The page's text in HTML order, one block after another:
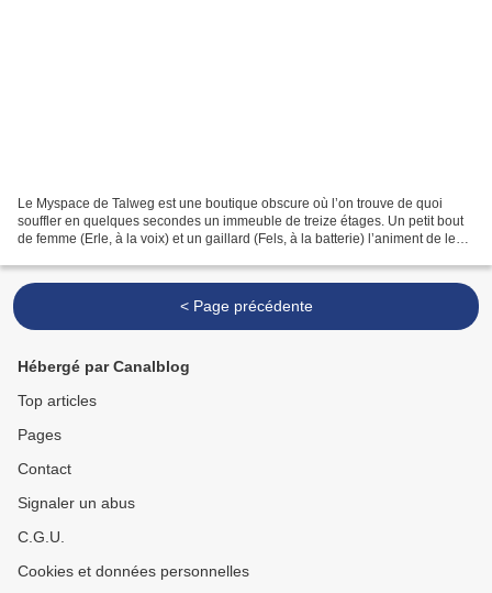
Le Myspace de Talweg est une boutique obscure où l’on trouve de quoi
souffler en quelques secondes un immeuble de treize étages. Un petit bout
de femme (Erle, à la voix) et un gaillard (Fels, à la batterie) l’animent de leurs
< Page précédente
Hébergé par Canalblog
Top articles
Pages
Contact
Signaler un abus
C.G.U.
Cookies et données personnelles